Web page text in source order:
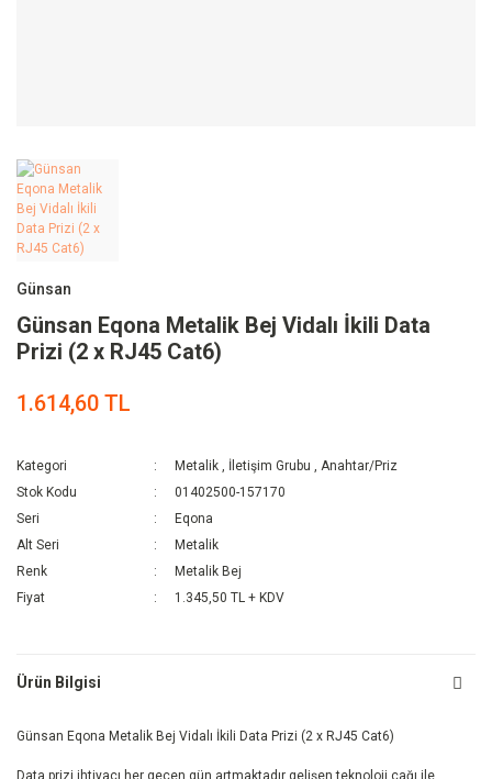
Günsan
Günsan Eqona Metalik Bej Vidalı İkili Data
Prizi (2 x RJ45 Cat6)
1.614,60 TL
Kategori Metalik , İletişim Grubu ,Anahtar/Priz
Stok Kodu
01402500-157170
Seri
Eqona
Alt Seri
Metalik
Renk
Metalik Bej
Fiyat
1.345,50 TL + KDV
Ürün Bilgisi
Günsan Eqona Metalik Bej Vidalı İkili Data Prizi (2 x RJ45 Cat6)